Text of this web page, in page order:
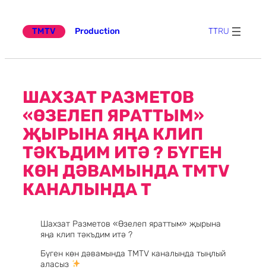
TMTV
Production TTRU
ШАХЗАТ РАЗМЕТОВ
«ӨЗЕЛЕП ЯРАТТЫМ»
ҖЫРЫНА ЯҢА КЛИП
ТӘКЪДИМ ИТӘ ? БҮГЕН
КӨН ДӘВАМЫНДА TMTV
КАНАЛЫНДА Т
Шахзат Разметов «Өзелеп яраттым» җырына
яңа клип тәкъдим итә ?
Бүген көн дәвамында TMTV каналында тыңлый
аласыз